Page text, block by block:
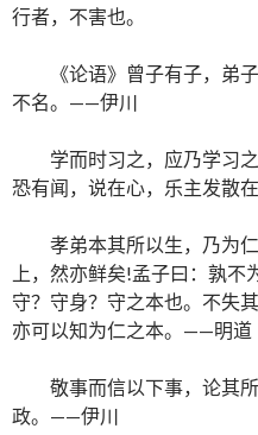
行者，不害也。
《论语》曾子有子，弟
不名。——伊川
学而时习之，应乃学习
恐有闻，说在心，乐主发散
孝弟本其所以生，乃为
上，然亦鲜矣!孟子曰：孰
守？守身？守之本也。不失
亦可以知为仁之本。——明道
敬事而信以下事，论其
政。——伊川